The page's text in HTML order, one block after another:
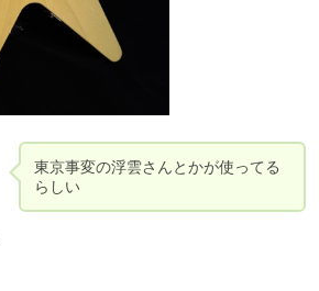
東京事変の浮雲さんとかが使ってる
らしい